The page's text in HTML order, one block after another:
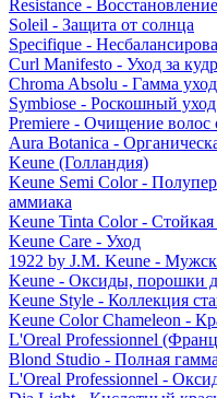
Resistance -
Soleil - Защита от солнца
Specifique -
Curl Manifesto - Уход за
Chroma Absolu - Гамма
Symbiose - Роскошный
Premiere - Очищение волос
Aura Botanica -
Keune (Голландия)
Keune Semi Color -
аммиака
Keune Tinta Color - Стойкая
Keune Care - Уход
1922 by J.M. Keune -
Keune - Оксиды, порошки
Keune Style - Коллекция
Keune Color Chameleon -
L'Oreal Professionnel
Blond Studio - Полная
L'Oreal Professionnel -